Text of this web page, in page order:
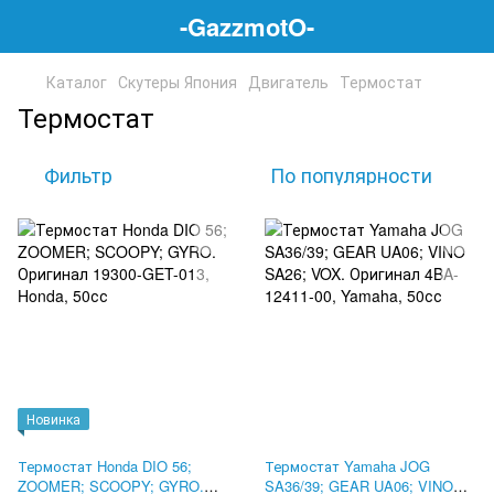
-GazzmotO-
Каталог Скутеры Япония Двигатель Термостат
Термостат
Фильтр По популярности
Новинка
Термостат Honda DIO 56;
ZOOMER; SCOOPY; GYRO.
Термостат Yamaha JOG
SA36/39; GEAR UA06; VINO